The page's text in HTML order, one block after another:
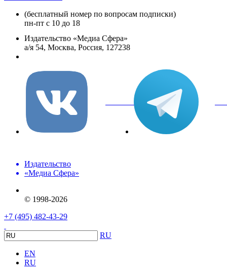
(бесплатный номер по вопросам подписки)
пн-пт с 10 до 18
Издательство «Медиа Сфера»
а/я 54, Москва, Россия, 127238
вКонтакте
Издательство
«Медиа Сфера»
© 1998-2026
+7 (495) 482-43-29
RU
EN
RU